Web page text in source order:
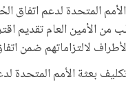
المتحدة لدعم اتفاق
من الأمين العام تقديم
لالتزاماتهم ضمن